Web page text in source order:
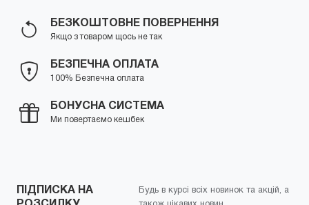
БЕЗКОШТОВНЕ ПОВЕРНЕННЯ
Якщо з товаром щось не так
БЕЗПЕЧНА ОПЛАТА
100% Безпечна оплата
БОНУСНА СИСТЕМА
Ми повертаємо кешбек
ПІДПИСКА НА
Будь в курсі всіх новинок та акцій, а